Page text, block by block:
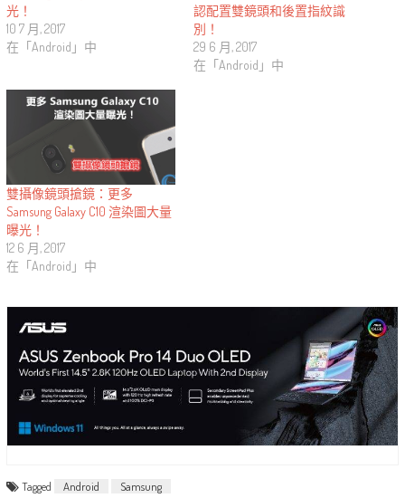
光！
10 7 月, 2017
在「Android」中
認配置雙鏡頭和後置指紋識
別！
29 6 月, 2017
在「Android」中
雙攝像鏡頭搶鏡：更多
Samsung Galaxy C10 渲染圖大量
曝光！
12 6 月, 2017
在「Android」中
Tagged Android Samsung